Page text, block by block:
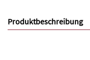
Produktbeschreibung